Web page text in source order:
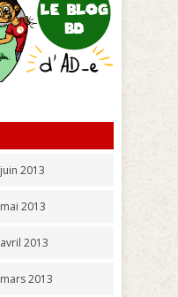
juin 2013
mai 2013
avril 2013
mars 2013